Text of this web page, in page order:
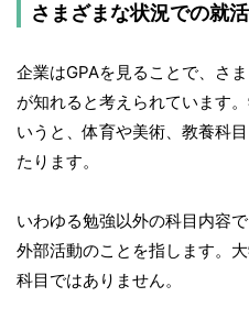
さまざまな状況での就
企業はGPAを見ることで、さ
が知れると考えられています
いうと、体育や美術、教養科
たります。
いわゆる勉強以外の科目内容
外部活動のことを指します。
科目ではありません。